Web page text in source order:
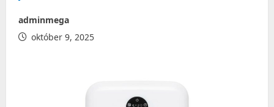
adminmega
október 9, 2025